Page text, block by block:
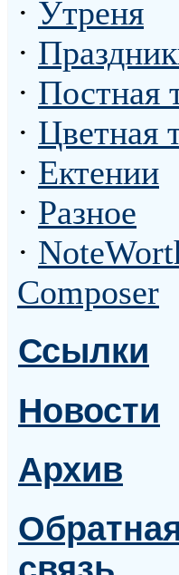
· Утреня
·
· Постная
· Цветная
· Ектении
· Разное
·
Composer
Ссылки
Новости
Архив